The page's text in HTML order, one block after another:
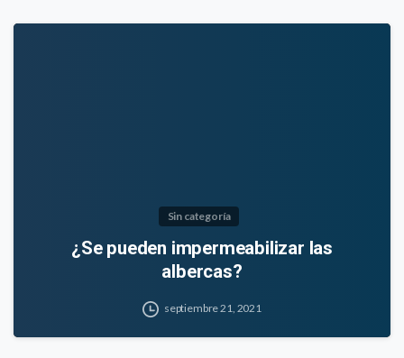
Sin categoría
¿Se pueden impermeabilizar las
albercas?
septiembre 21, 2021